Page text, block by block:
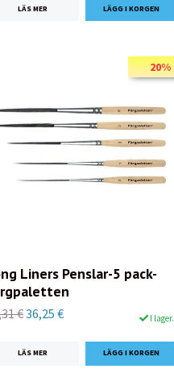
LÄS MER
20%
Liners Penslar-5 pack-
€36,25 € I lager.
LÄS MER